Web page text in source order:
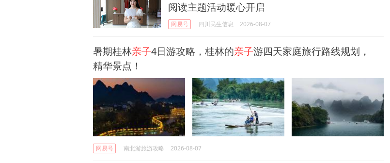
阅读主题活动暖心开启
网易号 四川民生信息 2026-08-07
暑期桂林亲子4日游攻略，桂林的亲子游四天家庭旅行路线规划，
精华景点！
网易号 南北游旅游攻略 2026-08-07